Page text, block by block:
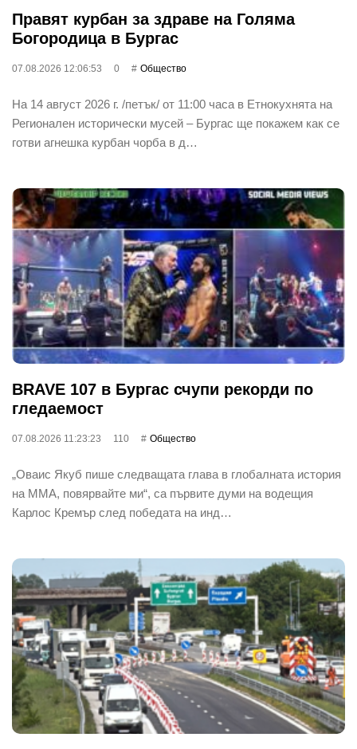
Правят курбан за здраве на Голяма
Богородица в Бургас
07.08.2026 12:06:53 0 Общество
На 14 август 2026 г. /петък/ от 11:00 часа в Етнокухнята на
Регионален исторически мусей – Бургас ще покажем как се
готви агнешка курбан чорба в д…
BRAVE 107 в Бургас счупи рекорди по
гледаемост
07.08.2026 11:23:23 110 Общество
„Оваис Якуб пише следващата глава в глобалната история
на ММА, повярвайте ми“, са първите думи на водещия
Карлос Кремър след победата на инд…